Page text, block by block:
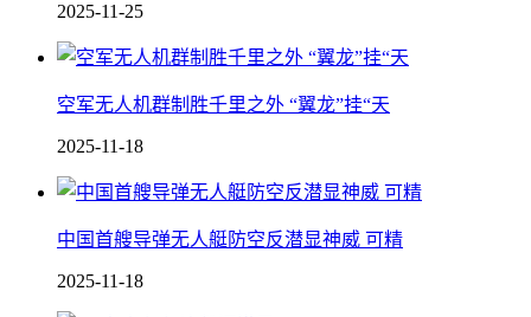
2025-11-25
空军无人机群制胜千里之外 “翼龙”挂“天
2025-11-18
中国 首艘导弹无人艇防空反潜显神威 可精
2025-11-18